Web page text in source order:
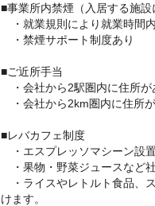
■事業所内禁煙（入居する施設
・就業規則により就業時間
・禁煙サポート制度あり
■ご近所手当
・会社から2駅圏内に住所が
・会社から2km圏内に住所
■レバカフェ制度
・エスプレッソマシーン設
・果物・野菜ジュースなど
・ライスやレトルト食品、
けます。